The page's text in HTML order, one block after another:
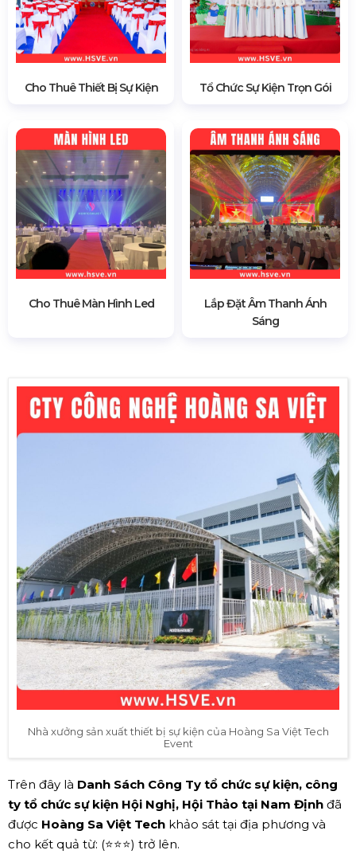
Cho Thuê Thiết Bị Sự Kiện Tổ Chức Sự Kiện Trọn Gói
Cho Thuê Màn Hình Led
Lắp Đặt Âm Thanh Ánh
Sáng
Nhà xưởng sản xuất thiết bị sự kiện của Hoàng Sa Việt Tech
Event
Trên đây là Danh Sách Công Ty tổ chức sự kiện, công
ty tổ chức sự kiện Hội Nghị, Hội Thảo tại Nam Định đã
được Hoàng Sa Việt Tech khảo sát tại địa phương và
cho kết quả từ: (⭐⭐⭐) trở lên.